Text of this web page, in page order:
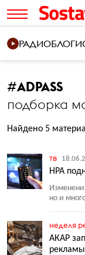
РАДИОБЛОГИ
#ADPASS
подборка
Найдено 5
тв
НРА
но и
неделя
АКАР